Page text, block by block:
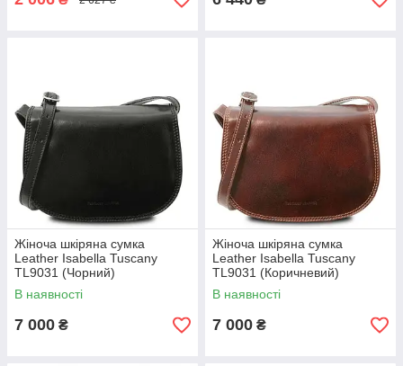
Жіноча шкіряна сумка
Leather Isabella Tuscany
TL9031 (Чорний)
В наявності
7 000 ₴
Жіноча шкіряна сумка
Leather Isabella Tuscany
TL9031 (Коричневий)
В наявності
7 000 ₴